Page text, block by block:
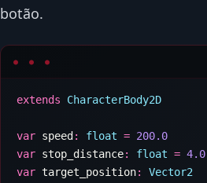
botão.
extends
var speed : float =
var stop_distance: float =
var target_position: